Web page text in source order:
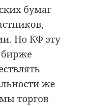
бумаг
Но КФ эту
бирже
же
торгов